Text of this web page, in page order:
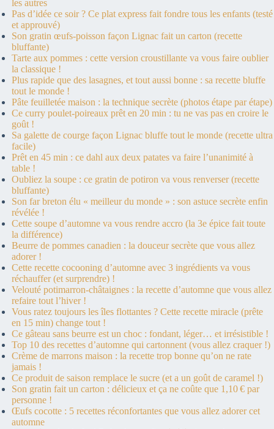
les autres
Pas d’idée ce soir ? Ce plat express fait fondre tous les enfants (testé
et approuvé)
Son gratin œufs-poisson façon Lignac fait un carton (recette
bluffante)
Tarte aux pommes : cette version croustillante va vous faire oublier
la classique !
Plus rapide que des lasagnes, et tout aussi bonne : sa recette bluffe
tout le monde !
Pâte feuilletée maison : la technique secrète (photos étape par étape)
Ce curry poulet-poireaux prêt en 20 min : tu ne vas pas en croire le
goût !
Sa galette de courge façon Lignac bluffe tout le monde (recette ultra
facile)
Prêt en 45 min : ce dahl aux deux patates va faire l’unanimité à
table !
Oubliez la soupe : ce gratin de potiron va vous renverser (recette
bluffante)
Son far breton élu « meilleur du monde » : son astuce secrète enfin
révélée !
Cette soupe d’automne va vous rendre accro (la 3e épice fait toute
la différence)
Beurre de pommes canadien : la douceur secrète que vous allez
adorer !
Cette recette cocooning d’automne avec 3 ingrédients va vous
réchauffer (et surprendre) !
Velouté potimarron-châtaignes : la recette d’automne que vous allez
refaire tout l’hiver !
Vous ratez toujours les îles flottantes ? Cette recette miracle (prête
en 15 min) change tout !
Ce gâteau sans beurre est un choc : fondant, léger… et irrésistible !
Top 10 des recettes d’automne qui cartonnent (vous allez craquer !)
Crème de marrons maison : la recette trop bonne qu’on ne rate
jamais !
Ce produit de saison remplace le sucre (et a un goût de caramel !)
Son gratin fait un carton : délicieux et ça ne coûte que 1,10 € par
personne !
Œufs cocotte : 5 recettes réconfortantes que vous allez adorer cet
automne